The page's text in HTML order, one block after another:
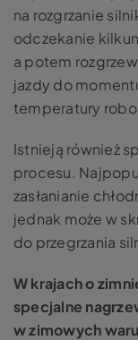
na rozgrzanie
odczekanie
a potem
jazdy do
temperatury
Istnieją również
procesu.
zasłanianie
jednak może w
do przegrzania
W krajach o
specjalne
w zimowych